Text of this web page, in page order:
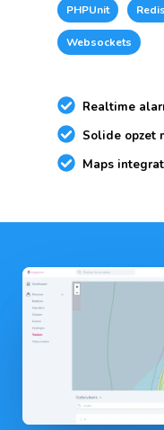
PHPUnit Redis
Websockets
Realtime
Solide opzet
Maps